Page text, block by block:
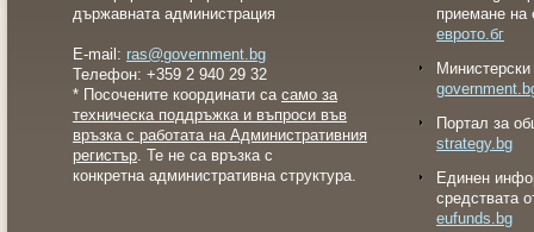
държавната администрация
E-mail: ras@government.bg
Телефон: +359 2 940 29 32
* Посочените координати са само за
техническа поддръжка и въпроси във
връзка с работата на Административния
регистър. Те не са връзка с
конкретна административна структура.
приемане на
еврото.бг
Портал за
strategy.bg
Eдинен
средствата
eufunds.bg